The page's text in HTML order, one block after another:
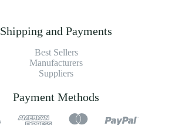
Shipping and Payments
Best Sellers
Manufacturers
Suppliers
Payment Methods